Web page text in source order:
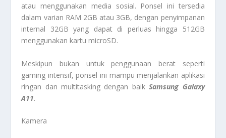
atau menggunakan media sosial. Ponsel ini tersedia
dalam varian RAM 2GB atau 3GB, dengan penyimpanan
internal 32GB yang dapat di perluas hingga 512GB
menggunakan kartu microSD.
Meskipun bukan untuk penggunaan berat seperti
gaming intensif, ponsel ini mampu menjalankan aplikasi
ringan dan multitasking dengan baikSamsung Galaxy
A11.
Kamera